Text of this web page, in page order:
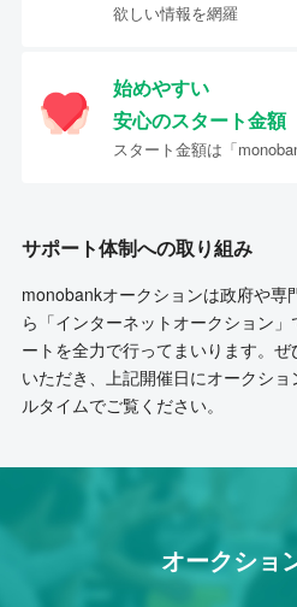
欲しい情報を網羅
始めやすい
安心のスタート金額
スタート金額は「
サポート体制への取り組み
monobankオークションは政府や専
ら「インターネットオークション
ートを全力で行ってまいります。
いただき、上記開催日にオークシ
ルタイムでご覧ください。
オークショ